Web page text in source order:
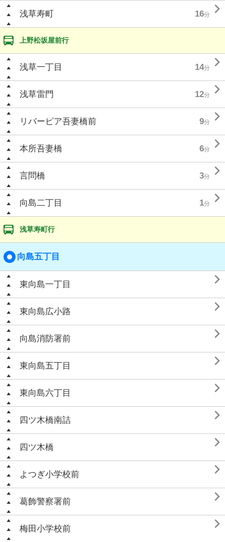
浅草寿町 16分 
上野松坂屋前行
浅草一丁目 14分 
浅草雷門 12分 
リバーピア吾妻橋前 9分 
本所吾妻橋 6分 
言問橋 3分 
向島二丁目 1分 
浅草寿町行
向島五丁目
東向島一丁目 
東向島広小路 
向島消防署前 
東向島五丁目 
東向島六丁目 
四ツ木橋南詰 
四ツ木橋 
よつぎ小学校前 
葛飾警察署前 
梅田小学校前 